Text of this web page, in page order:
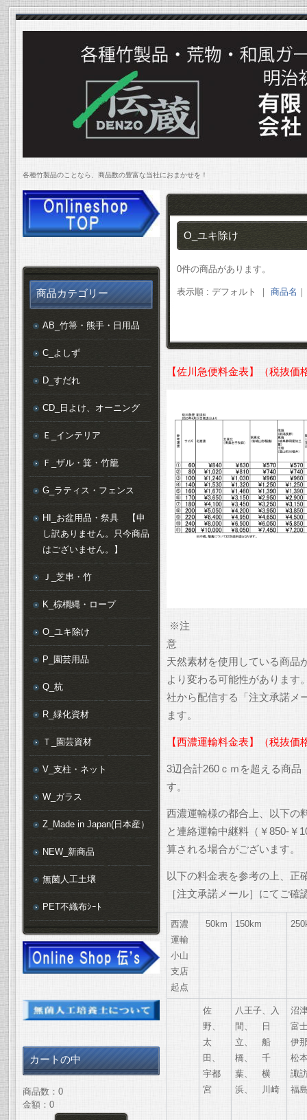
各種竹製品のことなら、商品数の豊富な当社におまかせを！
O_ユキ除け
0件の商品があります。
表示順 : デフォルト ｜ 商品名
【佐川急便料金表】（税抜価
※注
天然素材を使用している商品
より変わる可能性があります
社から配信する「注文承諾メ
ます。
【西濃運輸料金表】（税抜価
3辺合計260ｃｍを超える商
す。
西濃運輸様の都合上、以下の
と連絡運輸中継料（￥850-￥
算される場合がございます。
以下の料金表を参考の上、正
［注文承諾メール］にてご確
西濃
運輸
小山
支店
起点
50km 150km
佐
野、
太
田、
宇都
宮
八王子、入
間、 日
立、 船
橋、 千
葉、 横
浜、 川崎
沼
富
伊
松
諏
福
商品カテゴリー
AB_竹箒・熊手・日用品
C_よしず
D_すだれ
CD_日よけ、オーニング
Ｅ_インテリア
Ｆ_ザル・箕・竹籠
G_ラティス・フェンス
HI_お盆用品・祭具 【申
し訳ありません。只今商品
はございません。】
Ｊ_芝串・竹
K_棕櫚縄・ロープ
O_ユキ除け
P_園芸用品
Q_杭
R_緑化資材
Ｔ_園芸資材
V_支柱・ネット
W_ガラス
Z_Made in Japan(日本産）
NEW_新商品
無菌人工土壌
PET不織布ｼｰﾄ
カートの中
商品数：0
金額：0